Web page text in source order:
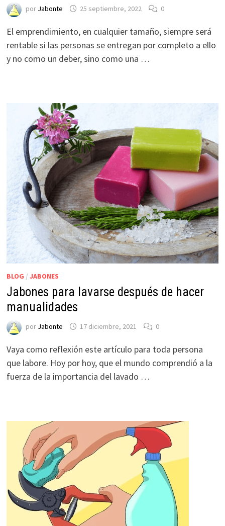
por Jabonte 25 septiembre, 2022 0
El emprendimiento, en cualquier tamaño, siempre será
rentable si las personas se entregan por completo a ello
y no como un deber, sino como una …
BLOG / JABONES
Jabones para lavarse después de hacer
manualidades
por Jabonte 17 diciembre, 2021 0
Vaya como reflexión este artículo para toda persona
que labore. Hoy por hoy, que el mundo comprendió a la
fuerza de la importancia del lavado …